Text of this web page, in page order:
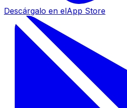
Descárgalo en elApp Store